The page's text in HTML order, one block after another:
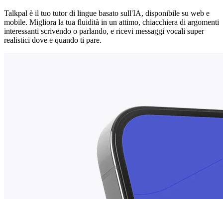
Talkpal è il tuo tutor di lingue basato sull'IA, disponibile su web e
mobile. Migliora la tua fluidità in un attimo, chiacchiera di argomenti
interessanti scrivendo o parlando, e ricevi messaggi vocali super
realistici dove e quando ti pare.